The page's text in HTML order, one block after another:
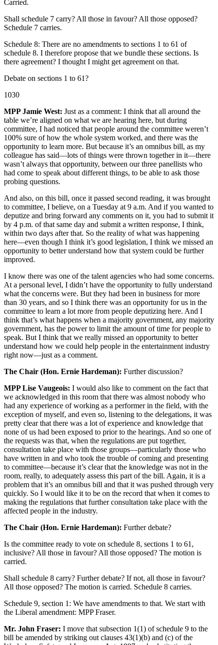
Carried.
Shall schedule 7 carry? All those in favour? All those opposed?
Schedule 7 carries.
Schedule 8: There are no amendments to sections 1 to 61 of
schedule 8. I therefore propose that we bundle these sections. Is
there agreement? I thought I might get agreement on that.
Debate on sections 1 to 61?
1030
MPP Jamie West: Just as a comment: I think that all around the
table we’re aligned on what we are hearing here, but during
committee, I had noticed that people around the committee weren’t
100% sure of how the whole system worked, and there was the
opportunity to learn more. But because it’s an omnibus bill, as my
colleague has said—lots of things were thrown together in it—there
wasn’t always that opportunity, between our three panellists who
had come to speak about different things, to be able to ask those
probing questions.
And also, on this bill, once it passed second reading, it was brought
to committee, I believe, on a Tuesday at 9 a.m. And if you wanted to
deputize and bring forward any comments on it, you had to submit it
by 4 p.m. of that same day and submit a written response, I think,
within two days after that. So the reality of what was happening
here—even though I think it’s good legislation, I think we missed an
opportunity to better understand how that system could be further
improved.
I know there was one of the talent agencies who had some concerns.
At a personal level, I didn’t have the opportunity to fully understand
what the concerns were. But they had been in business for more
than 30 years, and so I think there was an opportunity for us in the
committee to learn a lot more from people deputizing here. And I
think that’s what happens when a majority government, any majority
government, has the power to limit the amount of time for people to
speak. But I think that we really missed an opportunity to better
understand how we could help people in the entertainment industry
right now—just as a comment.
The Chair (Hon. Ernie Hardeman): Further discussion?
MPP Lise Vaugeois: I would also like to comment on the fact that
we acknowledged in this room that there was almost nobody who
had any experience of working as a performer in the field, with the
exception of myself, and even so, listening to the delegations, it was
pretty clear that there was a lot of experience and knowledge that
none of us had been exposed to prior to the hearings. And so one of
the requests was that, when the regulations are put together,
consultation take place with those groups—particularly those who
have written in and who took the trouble of coming and presenting
to committee—because it’s clear that the knowledge was not in the
room, really, to adequately assess this part of the bill. Again, it is a
problem that it’s an omnibus bill and that it was pushed through very
quickly. So I would like it to be on the record that when it comes to
making the regulations that further consultation take place with the
affected people in the industry.
The Chair (Hon. Ernie Hardeman): Further debate?
Is the committee ready to vote on schedule 8, sections 1 to 61,
inclusive? All those in favour? All those opposed? The motion is
carried.
Shall schedule 8 carry? Further debate? If not, all those in favour?
All those opposed? The motion is carried. Schedule 8 carries.
Schedule 9, section 1: We have amendments to that. We start with
the Liberal amendment: MPP Fraser.
Mr. John Fraser: I move that subsection 1(1) of schedule 9 to the
bill be amended by striking out clauses 43(1)(b) and (c) of the